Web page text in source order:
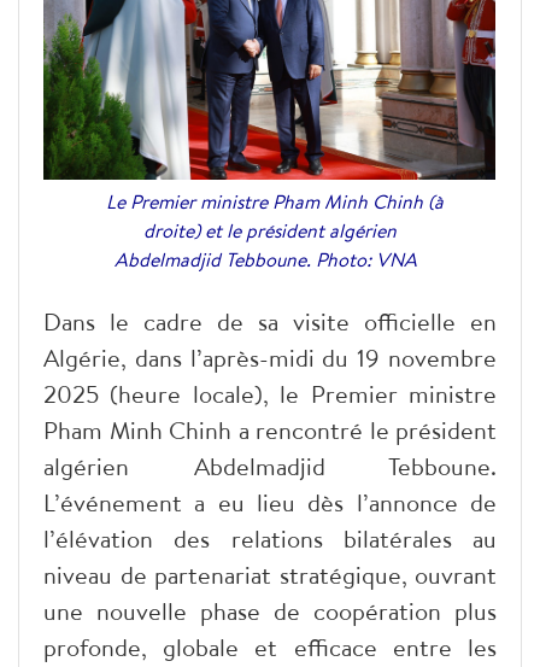
Le Premier ministre Pham Minh Chinh (à
droite) et le président algérien
Abdelmadjid Tebboune. Photo: VNA
Dans le cadre de sa visite officielle en
Algérie, dans l’après-midi du 19 novembre
2025 (heure locale), le Premier ministre
Pham Minh Chinh a rencontré le président
algérien Abdelmadjid Tebboune.
L’événement a eu lieu dès l’annonce de
l’élévation des relations bilatérales au
niveau de partenariat stratégique, ouvrant
une nouvelle phase de coopération plus
profonde, globale et efficace entre les